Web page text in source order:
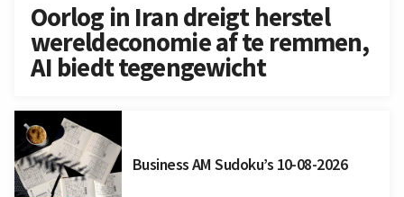
Oorlog in Iran dreigt herstel
wereldeconomie af te remmen,
AI biedt tegengewicht
Business AM Sudoku’s 10-08-2026